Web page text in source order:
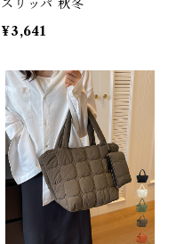
スリッパ 秋冬
¥3,641